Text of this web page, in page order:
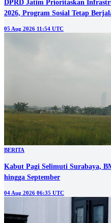
DPRD Jatim Prioritaskan
2026, Program Sosial Tetap
05 Aug 2026 11:54 UTC
BERITA
Kabut Pagi Selimuti Surabaya,
hingga September
04 Aug 2026 06:35 UTC